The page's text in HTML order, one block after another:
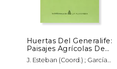
50%
dcto. $
Huertas Del Generalife:
Paisajes Agrícolas De
Al-andalus... En Busca
De La Autenticidad (la
J. Esteban (coord.) ; García